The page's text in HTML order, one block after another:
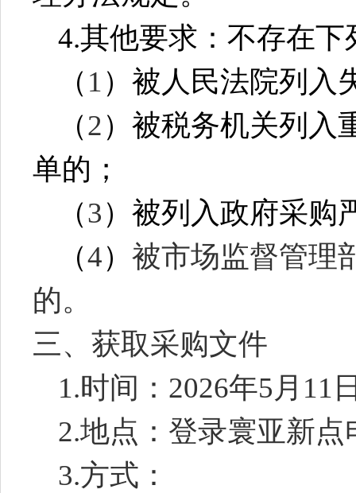
4.其他要求：不存在下
（1）被人民法院列入
（2）被税务机关列入
单的；
（3）被列入政府采购
（4） 被市场监督管理
的。
三、获取采购文件
1.时间： 2026年5月 11
2.地点：登录寰亚新
3.方式：